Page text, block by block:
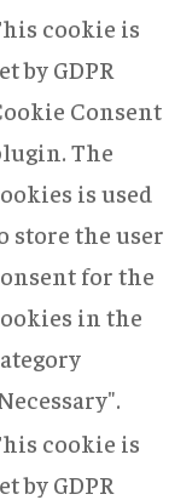
cookie is
by GDPR
Consent
The
is used
store the user
for the
in the
cookie is
by GDPR